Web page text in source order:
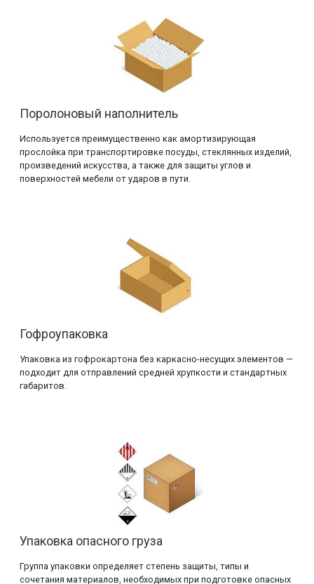
Поролоновый наполнитель
Используется преимущественно как амортизирующая
прослойка при транспортировке посуды, стеклянных изделий,
произведений искусства, а также для защиты углов и
поверхностей мебели от ударов в пути.
Гофроупаковка
Упаковка из гофрокартона без каркасно-несущих элементов —
подходит для отправлений средней хрупкости и стандартных
габаритов.
Упаковка опасного груза
Группа упаковки определяет степень защиты, типы и
сочетания материалов, необходимых при подготовке опасных